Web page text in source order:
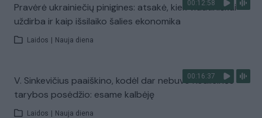
00:12:58
Pravėrė ukrainiečių pinigines: atsakė, kiek vidutiniškai
uždirba ir kaip išsilaiko šalies ekonomika
Laidos Nauja diena
00:16:37
V. Sinkevičius paaiškino, kodėl dar nebuvo Koalicinės
tarybos posėdžio: esame kalbėję
Laidos Nauja diena